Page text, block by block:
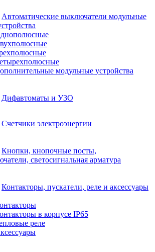
Автоматические выключатели модульные
модульные устройства
Дифавтоматы и УЗО
Счетчики электроэнергии
Кнопки, кнопочные посты,
светосигнальная арматура
Контакторы, пускатели, реле и аксессуары
в корпусе IP65
реле